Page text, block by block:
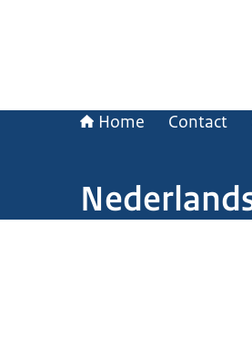
Home Contact